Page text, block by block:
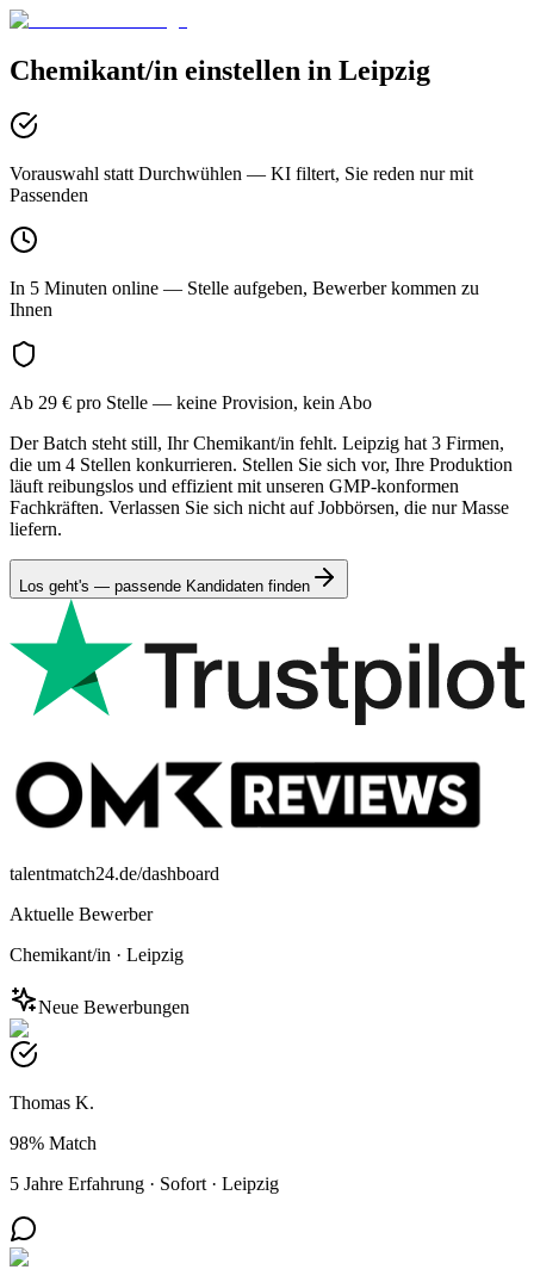
Chemikant/in einstellen in Leipzig
Vorauswahl statt Durchwühlen — KI filtert, Sie reden nur mit
Passenden
In 5 Minuten online — Stelle aufgeben, Bewerber kommen zu
Ihnen
Ab 29 € pro Stelle — keine Provision, kein Abo
Der Batch steht still, Ihr Chemikant/in fehlt. Leipzig hat 3 Firmen,
die um 4 Stellen konkurrieren. Stellen Sie sich vor, Ihre Produktion
läuft reibungslos und effizient mit unseren GMP-konformen
Fachkräften. Verlassen Sie sich nicht auf Jobbörsen, die nur Masse
liefern.
Los geht's — passende Kandidaten finden
talentmatch24.de/dashboard
Aktuelle Bewerber
Chemikant/in · Leipzig
Neue Bewerbungen
Thomas K.
98% Match
5 Jahre Erfahrung · Sofort · Leipzig